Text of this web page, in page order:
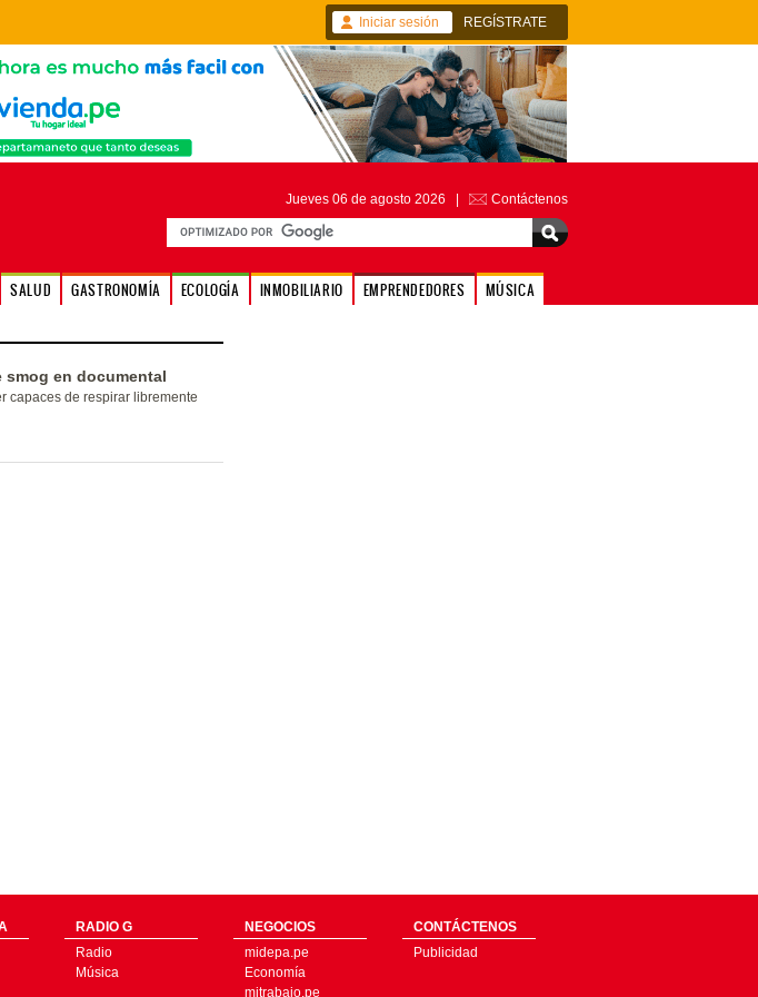
Iniciar sesión REGÍSTRATE
Jueves 06 de agosto 2026 | Contáctenos
SALUD GASTRONOMÍA ECOLOGÍA INMOBILIARIO EMPRENDEDORES MÚSICA
en documental
capaces de respirar libremente
RADIO G
Radio
Música
NEGOCIOS
midepa.pe
Economía
mitrabajo.pe
CONTÁCTENOS
Publicidad